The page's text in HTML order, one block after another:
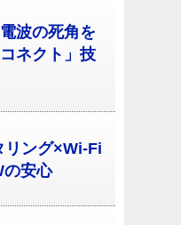
波の死角を
ネクト」技
リング×Wi-Fi
の安心